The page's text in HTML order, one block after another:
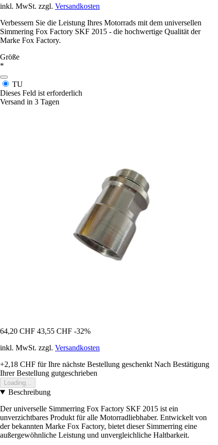
inkl. MwSt. zzgl. Versandkosten
Verbessern Sie die Leistung Ihres Motorrads mit dem universellen
Simmering Fox Factory SKF 2015 - die hochwertige Qualität der
Marke Fox Factory.
Größe
*
TU
Dieses Feld ist erforderlich
Versand in 3 Tagen
64,20 CHF 43,55 CHF -32%
inkl. MwSt. zzgl. Versandkosten
+2,18 CHF für Ihre nächste Bestellung geschenkt Nach Bestätigung
Ihrer Bestellung gutgeschrieben
Loading...
Beschreibung
Der universelle Simmerring Fox Factory SKF 2015 ist ein
unverzichtbares Produkt für alle Motorradliebhaber. Entwickelt von
der bekannten Marke Fox Factory, bietet dieser Simmerring eine
außergewöhnliche Leistung und unvergleichliche Haltbarkeit.